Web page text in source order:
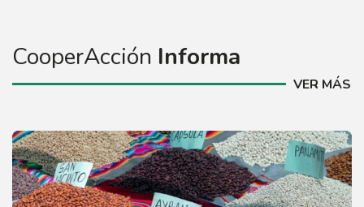
CooperAcción Informa
VER MÁS